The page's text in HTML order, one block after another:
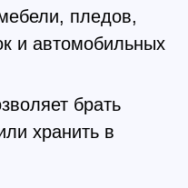
пледов,
и автомобильных
брать
хранить в